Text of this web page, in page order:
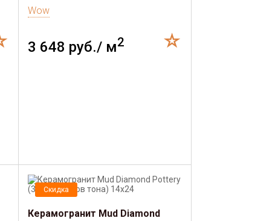
Wow
3 648 руб./ м2
Скидка
Керамогранит Mud Diamond